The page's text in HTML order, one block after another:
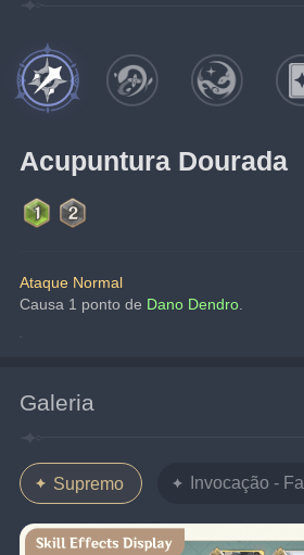
Acupuntura Dourada
Ataque Normal
Causa 1 ponto de Dano Dendro.
Galeria
Supremo Invocação -